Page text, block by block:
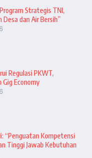
Strategis TNI,
Desa dan Air Bersih”
Regulasi PKWT,
Gig Economy
“Penguatan Kompetensi
Tinggi Jawab Kebutuhan